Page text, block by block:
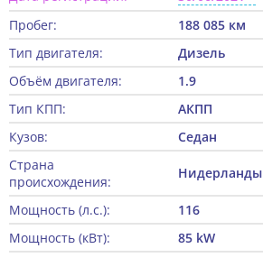
Пробег:
188 085 км
Тип двигателя:
Дизель
Объём двигателя:
1.9
Тип КПП:
АКПП
Кузов:
Седан
Страна
происхождения:
Нидерланды
Мощность (л.с.):
116
Мощность (кВт):
85 kW